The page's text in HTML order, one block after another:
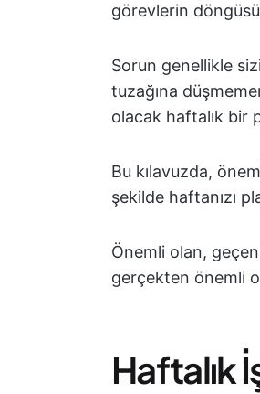
görevlerin
Sorun genellikle
tuzağına
olacak haftalık bir
Bu kılavuzda,
şekilde haftanızı
Önemli olan,
gerçekten önemli
Haftalık